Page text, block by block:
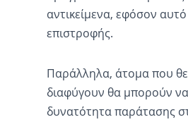
αντικείμενα, εφόσον
επιστροφής.
Παράλληλα, άτομα που
διαφύγουν θα μπορούν
δυνατότητα παράτασης